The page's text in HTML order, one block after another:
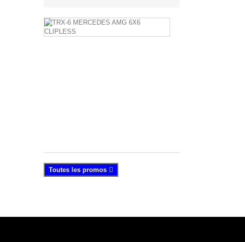
Toutes les promos